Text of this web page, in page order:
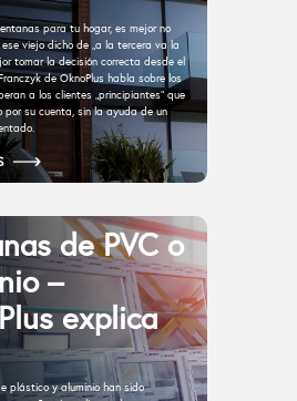
para tu hogar, es mejor no
viejo dicho de „a la tercera va la
tomar la decisión correcta desde el
de OknoPlus habla sobre los
a los clientes „principiantes“ que
por su cuenta, sin la ayuda de un
de PVC o
–
explica
plástico y aluminio han sido